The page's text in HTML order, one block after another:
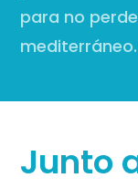
para no
mediterráneo.
Junto